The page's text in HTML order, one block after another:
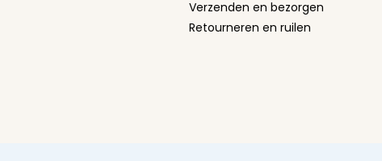
Verzenden en bezorgen
Retourneren en ruilen